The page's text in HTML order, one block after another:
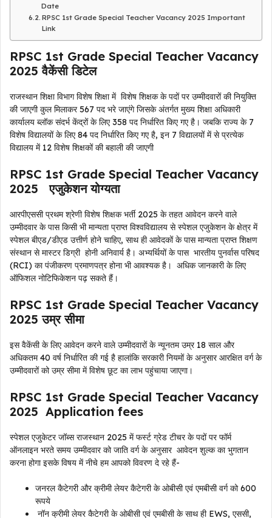
Date
RPSC 1st Grade Special Teacher Vacancy 2025 Important
Link
RPSC 1st Grade Special Teacher Vacancy
2025 वैकेंसी डिटेल
राजस्थान शिक्षा विभाग विशेष शिक्षा में विशेष शिक्षक के पदों पर उम्मीदवारों की नियुक्ति
की जाएगी कुल मिलाकर 567 पद भरे जाएंगे जिसके अंतर्गत मुख्य शिक्षा अधिकारी
कार्यालय ब्लॉक संदर्भ केंद्रों के लिए 358 पद निर्धारित किए गए है। जबकि राज्य के 7
विशेष विद्यालयों के लिए 84 पद निर्धारित किए गए है, इन 7 विद्यालयों में से प्रत्येक
विद्यालय में 12 विशेष शिक्षकों की बहाली की जाएगी
RPSC 1st Grade Special Teacher Vacancy
2025 एजुकेशन योग्यता
आरपीएससी प्रथम श्रेणी विशेष शिक्षक भर्ती 2025 के तहत आवेदन करने वाले
उम्मीदवार के पास किसी भी मान्यता प्राप्त विश्वविद्यालय से स्पेशल एजुकेशन के क्षेत्र में
स्पेशल बीएड/डीएड उत्तीर्ण होने चाहिए, साथ ही आवेदकों के पास मान्यता प्राप्त शिक्षण
संस्थान से मास्टर डिग्री होनी अनिवार्य है। अभ्यर्थियों के पास भारतीय पुनर्वास परिषद
(RCI) का पंजीकरण प्रमाणपत्र होना भी आवश्यक है। अधिक जानकारी के लिए
ऑफिशल नोटिफिकेशन पढ़ सकते हैं।
RPSC 1st Grade Special Teacher Vacancy
2025 उम्र सीमा
इस वैकेंसी के लिए आवेदन करने वाले उम्मीदवारों के न्यूनतम उम्र 18 साल और
अधिकतम 40 वर्ष निर्धारित की गई है हालांकि सरकारी नियमों के अनुसार आरक्षित वर्ग के
उम्मीदवारों को उम्र सीमा में विशेष छूट का लाभ पहुंचाया जाएगा।
RPSC 1st Grade Special Teacher Vacancy
2025 Application fees
स्पेशल एजुकेटर जॉब्स राजस्थान 2025 में फर्स्ट ग्रेड टीचर के पदों पर फॉर्म
ऑनलाइन भरते समय उम्मीदवार को जाति वर्ग के अनुसार आवेदन शुल्क का भुगतान
करना होगा इसके विषय में नीचे हम आपको विवरण दे रहे हैं-
जनरल कैटेगरी और क्रीमी लेयर कैटेगरी के ओबीसी एवं एमबीसी वर्ग को 600
रूपये
नॉन क्रीमी लेयर कैटेगरी के ओबीसी एवं एमबीसी के साथ ही EWS, एससी,